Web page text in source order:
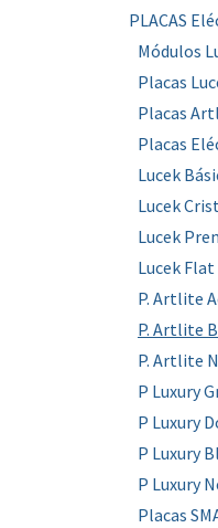
PLACAS
Módulos
Placas
Placas
Placas
Lucek
Lucek
Lucek
Lucek Flat
P. Artlite
P. Artlite
P. Artlite
P Luxury
P Luxury
P Luxury
P Luxury
Placas